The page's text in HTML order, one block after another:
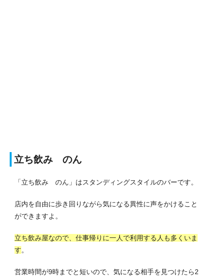
立ち飲み のん
「立ち飲み のん」はスタンディングスタイルのバーです。
店内を自由に歩き回りながら気になる異性に声をかけること
ができますよ。
立ち飲み屋なので、仕事帰りに一人で利用する人も多くいま
す。
営業時間が9時までと短いので、気になる相手を見つけたら2